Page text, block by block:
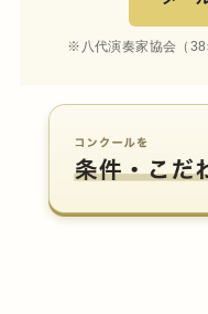
※八代演奏家協会（